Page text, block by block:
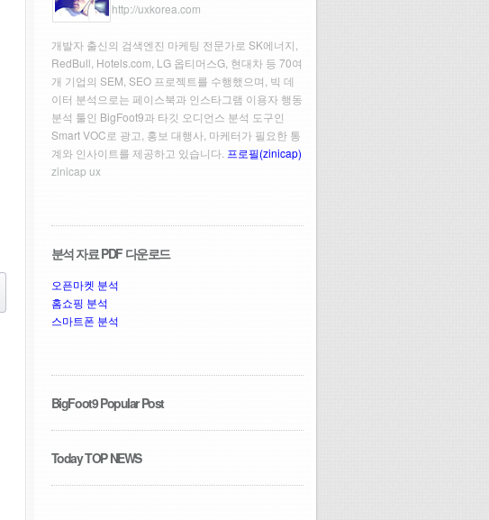
http://uxkorea.com
개발자 출신의 검색엔진 마케팅 전문가로 SK에너지,
RedBull, Hotels.com, LG 옵티머스G, 현대차 등 70여
개 기업의 SEM, SEO 프로젝트를 수행했으며, 빅 데
이터 분석으로는 페이스북과 인스타그램 이용자 행동
분석 툴인 BigFoot9과 타깃 오디언스 분석 도구인
Smart VOC로 광고, 홍보 대행사, 마케터가 필요한 통
계와 인사이트를 제공하고 있습니다. 프로필(zinicap)
zinicap ux
분석 자료 PDF 다운로드
오픈마켓 분석
홈쇼핑 분석
스마트폰 분석
BigFoot9 Popular Post
Today TOP NEWS